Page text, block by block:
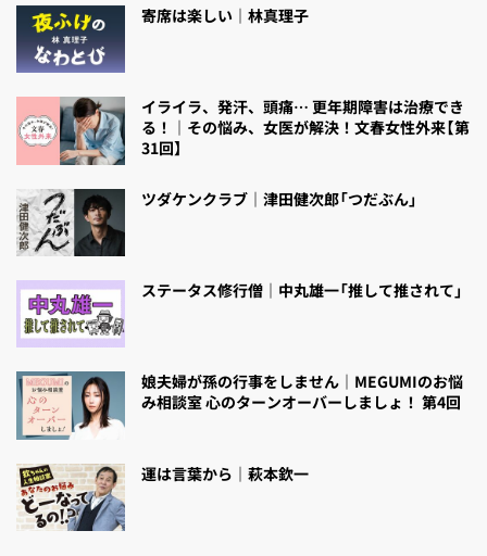
寄席は楽しい｜林真理子
イライラ、発汗、頭痛… 更年期障害は治療でき
る！｜その悩み、女医が解決！文春女性外来【第
31回】
ツダケンクラブ｜津田健次郎「つだぶん」
ステータス修行僧｜中丸雄一「推して推されて」
娘夫婦が孫の行事をしません｜MEGUMIのお悩
み相談室 心のターンオーバーしましょ！ 第4回
運は言葉から｜萩本欽一